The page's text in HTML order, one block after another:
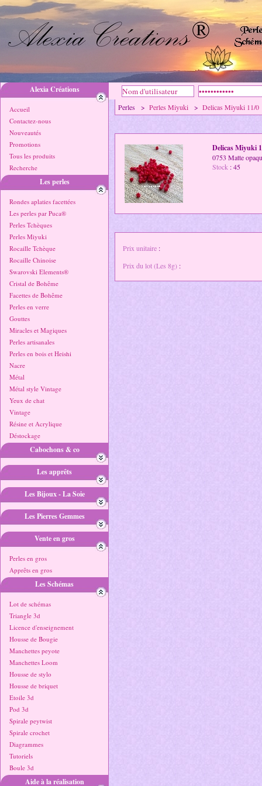
Alexia Créations
Accueil
Contactez-nous
Nouveautés
Promotions
Tous les produits
Recherche
Les perles
Rondes aplaties facettées
Les perles par Puca®
Perles Tchèques
Perles Miyuki
Rocaille Tchèque
Rocaille Chinoise
Swarovski Elements®
Cristal de Bohême
Facettes de Bohême
Perles en verre
Gouttes
Miracles et Magiques
Perles artisanales
Perles en bois et Heishi
Nacre
Métal
Métal style Vintage
Yeux de chat
Vintage
Résine et Acrylique
Déstockage
Cabochons & co
Les apprêts
Les Bijoux - La Soie
Les Pierres Gemmes
Vente en gros
Perles en gros
Apprêts en gros
Les Schémas
Lot de schémas
Triangle 3d
Licence d'enseignement
Housse de Bougie
Manchettes peyote
Manchettes Loom
Housse de stylo
Housse de briquet
Etoile 3d
Pod 3d
Spirale peytwist
Spirale crochet
Diagrammes
Tutoriels
Boule 3d
Aide à la réalisation
Perles > Perles Miyuki > Delicas Miyuki 11/0
Delicas Miyuki
0753 Matte
Stock : 45
Prix unitaire :
Prix du lot (Les 8g) :